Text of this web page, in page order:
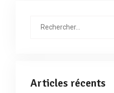
Articles récents